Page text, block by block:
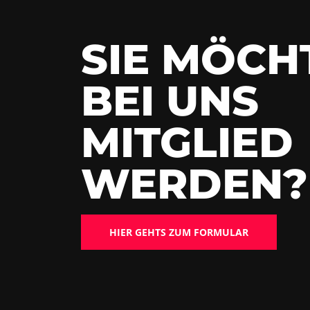
SIE
BEI UNS
MITGLIED
WERDEN?
HIER GEHTS ZUM FORMULAR